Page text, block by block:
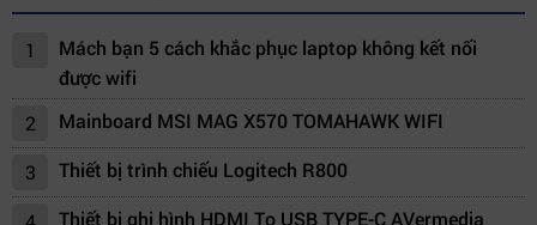
1
Mách bạn 5 cách khắc phục laptop không kết nối
được wifi
2
Mainboard MSI MAG X570 TOMAHAWK WIFI
3 Thiết bị trình chiếu Logitech R800
Thiết bị ghi hình HDMI To USB TYPE-C AVermedia